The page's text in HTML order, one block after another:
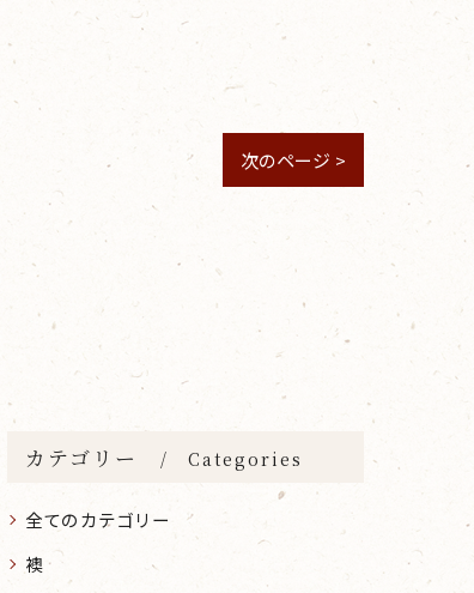
次のページ >
カテゴリー Categories
全てのカテゴリー
襖